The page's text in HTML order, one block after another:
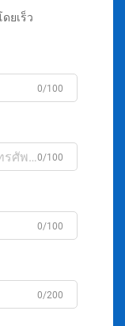
ยเร็ว
0/100
0/100
0/100
0/200